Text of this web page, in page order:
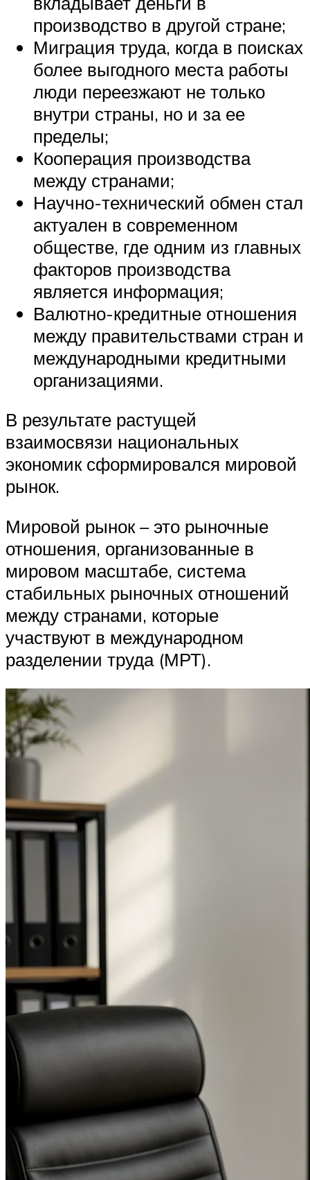
производство в другой стране;
Миграция труда, когда в поисках
более выгодного места работы
люди переезжают не только
внутри страны, но и за ее
пределы;
Кооперация производства
между странами;
Научно-технический обмен стал
актуален в современном
обществе, где одним из главных
факторов производства
является информация;
Валютно-кредитные отношения
между правительствами стран и
международными кредитными
организациями.
В результате растущей
взаимосвязи национальных
экономик сформировался мировой
рынок.
Мировой рынок – это рыночные
отношения, организованные в
мировом масштабе, система
стабильных рыночных отношений
между странами, которые
участвуют в международном
разделении труда (МРТ).